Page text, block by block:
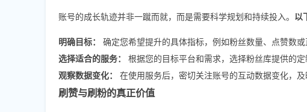
账号的成长轨迹并非一蹴而就，而是需要科学规划和持续投入。 以
明确目标：
确定您希望提升的具体指标，例如粉丝数量、点赞数或
选择适合的服务：
根据您的目标平台和需求，选择粉丝库提供的定
观察数据变化：
在使用服务后，密切关注账号的互动数据变化，及
刷赞与刷粉的真正价值